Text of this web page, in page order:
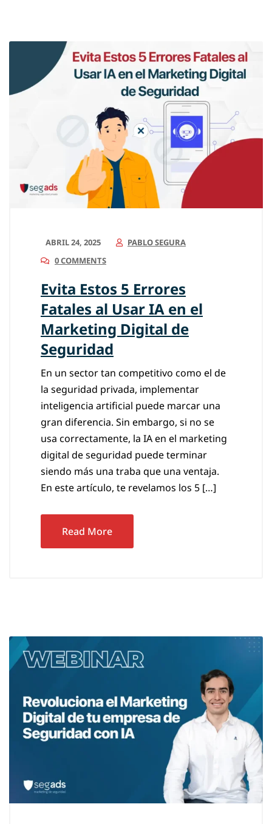
ABRIL 24, 2025
PABLO SEGURA
0 COMMENTS
Evita Estos 5 Errores
Fatales al Usar IA en el
Marketing Digital de
Seguridad
En un sector tan competitivo como el de
la seguridad privada, implementar
inteligencia artificial puede marcar una
gran diferencia. Sin embargo, si no se
usa correctamente, la IA en el marketing
digital de seguridad puede terminar
siendo más una traba que una ventaja.
En este artículo, te revelamos los 5 […]
Read More